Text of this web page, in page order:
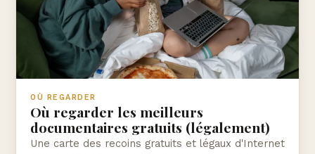
OÙ REGARDER
Où regarder les meilleurs
documentaires gratuits (légalement)
Une carte des recoins gratuits et légaux d'Internet